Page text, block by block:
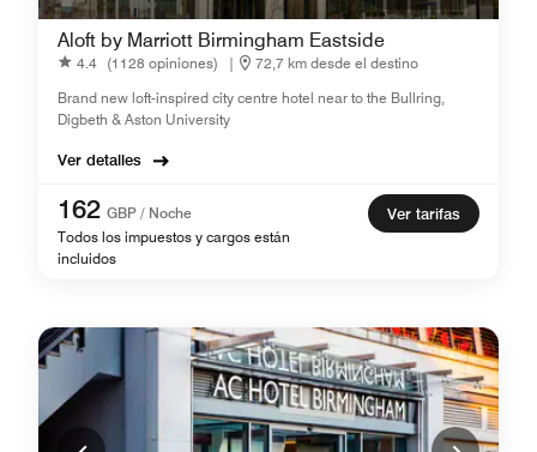
Aloft by Marriott Birmingham Eastside
4.4 (1128 opiniones) |
72,7 km desde el destino
Brand new loft-inspired city centre hotel near to the Bullring,
Digbeth & Aston University
Ver detalles
162 GBP / Noche
Todos los impuestos y cargos están
incluidos
Ver tarifas